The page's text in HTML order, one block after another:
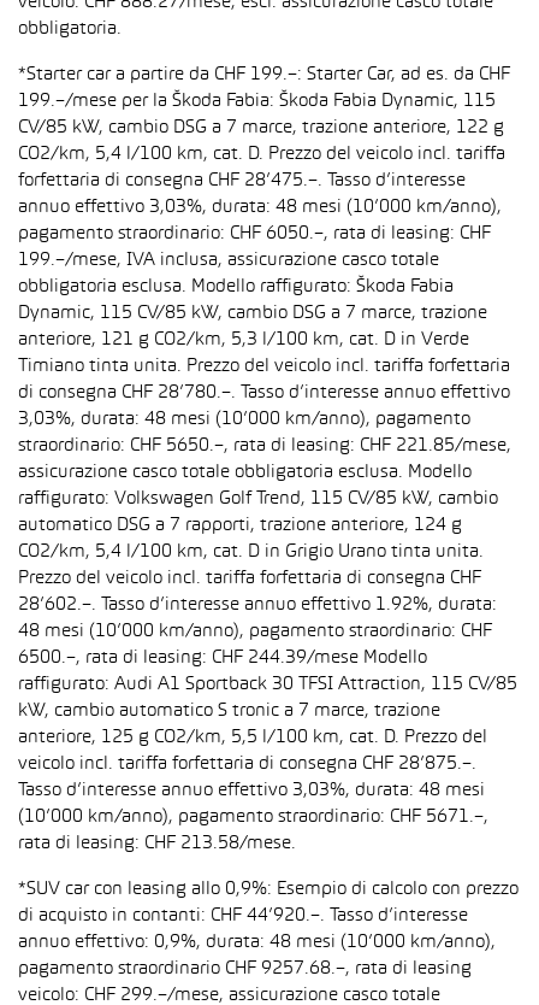
obbligatoria.
*Starter car a partire da CHF 199.–: Starter Car, ad es. da CHF
199.–/mese per la Škoda Fabia: Škoda Fabia Dynamic, 115
CV/85 kW, cambio DSG a 7 marce, trazione anteriore, 122 g
CO2/km, 5,4 l/100 km, cat. D. Prezzo del veicolo incl. tariffa
forfettaria di consegna CHF 28’475.–. Tasso d’interesse
annuo effettivo 3,03%, durata: 48 mesi (10’000 km/anno),
pagamento straordinario: CHF 6050.–, rata di leasing: CHF
199.–/mese, IVA inclusa, assicurazione casco totale
obbligatoria esclusa. Modello raffigurato: Škoda Fabia
Dynamic, 115 CV/85 kW, cambio DSG a 7 marce, trazione
anteriore, 121 g CO2/km, 5,3 l/100 km, cat. D in Verde
Timiano tinta unita. Prezzo del veicolo incl. tariffa forfettaria
di consegna CHF 28’780.–. Tasso d’interesse annuo effettivo
3,03%, durata: 48 mesi (10’000 km/anno), pagamento
straordinario: CHF 5650.–, rata di leasing: CHF 221.85/mese,
assicurazione casco totale obbligatoria esclusa. Modello
raffigurato: Volkswagen Golf Trend, 115 CV/85 kW, cambio
automatico DSG a 7 rapporti, trazione anteriore, 124 g
CO2/km, 5,4 l/100 km, cat. D in Grigio Urano tinta unita.
Prezzo del veicolo incl. tariffa forfettaria di consegna CHF
28’602.–. Tasso d’interesse annuo effettivo 1.92%, durata:
48 mesi (10’000 km/anno), pagamento straordinario: CHF
6500.–, rata di leasing: CHF 244.39/mese Modello
raffigurato: Audi A1 Sportback 30 TFSI Attraction, 115 CV/85
kW, cambio automatico S tronic a 7 marce, trazione
anteriore, 125 g CO2/km, 5,5 l/100 km, cat. D. Prezzo del
veicolo incl. tariffa forfettaria di consegna CHF 28’875.–.
Tasso d’interesse annuo effettivo 3,03%, durata: 48 mesi
(10’000 km/anno), pagamento straordinario: CHF 5671.–,
rata di leasing: CHF 213.58/mese.
*SUV car con leasing allo 0,9%: Esempio di calcolo con prezzo
di acquisto in contanti: CHF 44’920.–. Tasso d’interesse
annuo effettivo: 0,9%, durata: 48 mesi (10’000 km/anno),
pagamento straordinario CHF 9257.68.–, rata di leasing
veicolo: CHF 299.–/mese, assicurazione casco totale